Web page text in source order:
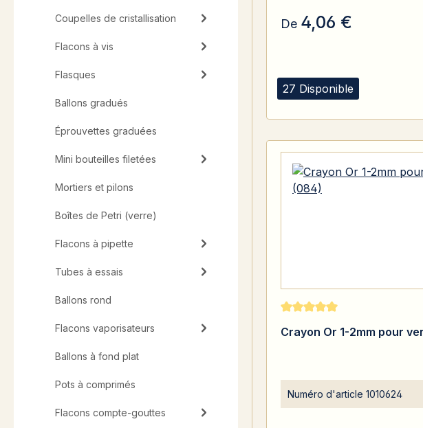
Coupelles de cristallisation
Flacons à vis
Flasques
Ballons gradués
Éprouvettes graduées
Mini bouteilles filetées
Mortiers et pilons
Boîtes de Petri (verre)
Flacons à pipette
Tubes à essais
Ballons rond
Flacons vaporisateurs
Ballons à fond plat
Pots à comprimés
Flacons compte-gouttes
27 Disponible
De 4,06 €
Crayon Or 1-2mm pour
Numéro d'article 1010624